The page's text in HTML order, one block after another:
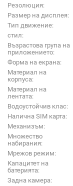
Резолюция:
Размер на дисплея:
Тип движение:
стил:
Възрастова група на
приложението:
Форма на екрана:
Материал на
корпуса:
Материал на
лентата:
Водоустойчив клас:
Налична SIM карта:
Механизъм:
Множество
набирания:
Мрежов режим:
Капацитет на
батерията:
Задна камера: